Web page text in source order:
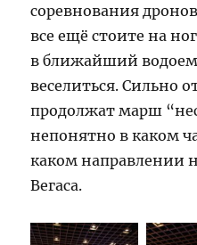
соревнования
все ещё стоите на
в ближайший
веселиться. Сильно
продолжат марш
непонятно в каком
каком направлении
Вегаса.